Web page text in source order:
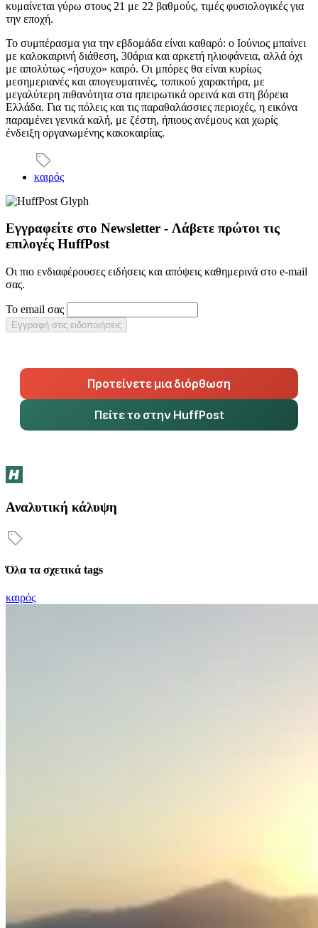
κυμαίνεται γύρω στους 21 με 22 βαθμούς, τιμές φυσιολογικές για
την εποχή.
Το συμπέρασμα για την εβδομάδα είναι καθαρό: ο Ιούνιος μπαίνει
με καλοκαιρινή διάθεση, 30άρια και αρκετή ηλιοφάνεια, αλλά όχι
με απολύτως «ήσυχο» καιρό. Οι μπόρες θα είναι κυρίως
μεσημεριανές και απογευματινές, τοπικού χαρακτήρα, με
μεγαλύτερη πιθανότητα στα ηπειρωτικά ορεινά και στη βόρεια
Ελλάδα. Για τις πόλεις και τις παραθαλάσσιες περιοχές, η εικόνα
παραμένει γενικά καλή, με ζέστη, ήπιους ανέμους και χωρίς
ένδειξη οργανωμένης κακοκαιρίας.
καιρός
Εγγραφείτε στο Newsletter - Λάβετε πρώτοι τις
επιλογές HuffPost
Οι πιο ενδιαφέρουσες ειδήσεις και απόψεις καθημερινά στο e-mail
σας.
Το email σας
Εγγραφή στις ειδοποιήσεις
Προτείνετε μια διόρθωση
Πείτε το στην HuffPost
Αναλυτική κάλυψη
Όλα τα σχετικά tags
καιρός